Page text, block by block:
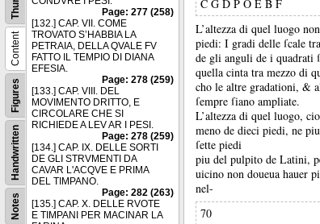
Notes
Handwritten
Figures
Content
Page: 277 (258)
[132.] CAP. VII. COME
TROVATO S’HABBIA LA
PETRAIA, DELLA QVALE FV
FATTO IL TEMPIO DI DIANA
EFESIA.
Page: 278 (259)
[133.] CAP. VIII. DEL
MOVIMENTO DRITTO, E
CIRCOLARE CHE SI
RICHIEDE A LEV AR I PESI.
Page: 278 (259)
[134.] CAP. IX. DELLE SORTI
DE GLI STRVMENTI DA
CAVAR L'ACQVE E PRIMA
DEL TIMPANO.
Page: 282 (263)
[135.] CAP. X. DELLE RVOTE
E TIMPANI PER MACINAR LA
C G D P O E B F
L’altezza di quel luogo
piedi: I gradi delle ſcale
de gli anguli de i quadrati
quella cinta tra mezzo di
cho le altre gradationi, &
ſempre ſiano ampliate.
L’altezza di quel luogo,
meno de dieci piedi, ne
ſette piedi
piu del pulpito de Latini,
uicino non doueua hauer
nel-
70